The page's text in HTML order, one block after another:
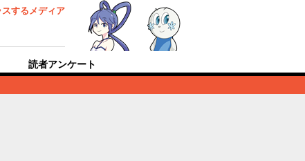
するメディア
読者アンケート